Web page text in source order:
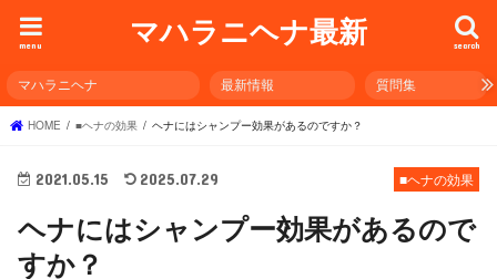
マハラニヘナ最新 search
menu
マハラニヘナ 最新情報 質問集
HOME ■ヘナの効果 ヘナにはシャンプー効果があるのですか？
■ヘナの効果
2021.05.15 2025.07.29
ヘナにはシャンプー効果があるので
すか？